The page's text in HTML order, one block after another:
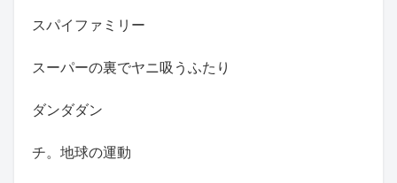
スパイファミリー
スーパーの裏でヤニ吸うふたり
ダンダダン
チ。地球の運動